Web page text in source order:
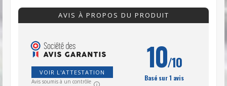
AVIS À PROPOS DU PRODUIT
VOIR L'ATTESTATION
Avis soumis à un contrôle
10/10
Basé sur 1 avis